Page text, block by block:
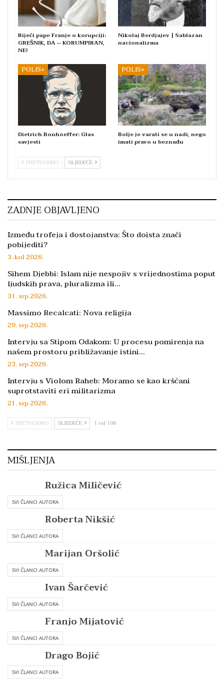
Riječi pape Franje o korupciji:
GREŠNIK, DA – KORUMPIRAN,
NE!
Nikolaj Berdjajev | Sablazan
nacionalizma
POLIS+
Dietrich Bonhoeffer: Glas
savjesti
POLIS+
Bolje je varati se u nadi, nego
imati pravo u beznađu
PRETHODNO SLJEDEĆE
ZADNJE OBJAVLJENO
Između trofeja i dostojanstva: Što doista znači
pobijediti?
3. kol 2026.
Sihem Djebbi: Islam nije nespojiv s vrijednostima poput
ljudskih prava, pluralizma ili…
31. srp 2026.
Massimo Recalcati: Nova religija
29. srp 2026.
Intervju sa Stipom Odakom: U procesu pomirenja na
našem prostoru približavanje istini…
23. srp 2026.
Intervju s Violom Raheb: Moramo se kao kršćani
suprotstaviti eri militarizma
21. srp 2026.
PRETHODNO SLJEDEĆE 1 od 198
MIŠLJENJA
Ružica Miličević
SVI ČLANCI AUTORA
Roberta Nikšić
SVI ČLANCI AUTORA
Marijan Oršolić
SVI ČLANCI AUTORA
Ivan Šarčević
SVI ČLANCI AUTORA
Franjo Mijatović
SVI ČLANCI AUTORA
Drago Bojić
SVI ČLANCI AUTORA